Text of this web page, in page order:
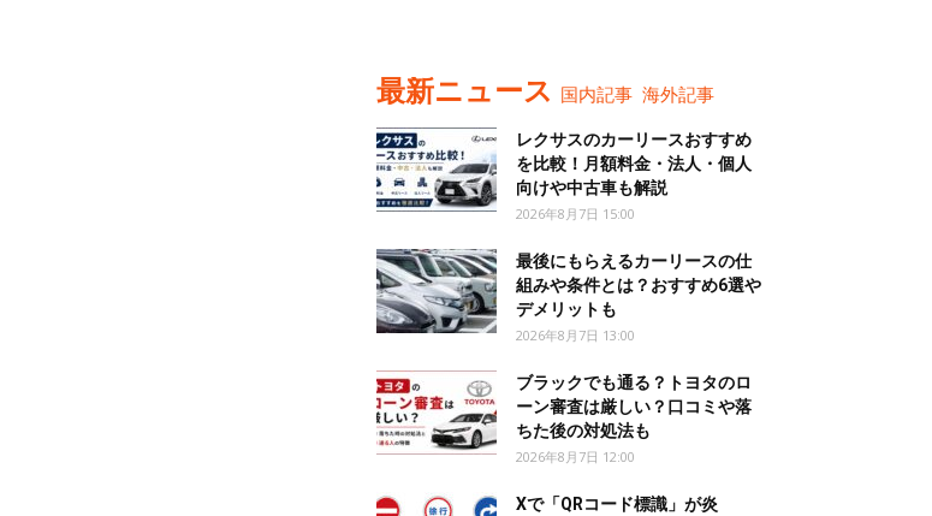
最新ニュース 国内記事 海外記事
レクサスのカーリースおすすめ
を比較！月額料金・法人・個人
向けや中古車も解説
2026年8月7日 15:00
最後にもらえるカーリースの仕
組みや条件とは？おすすめ6選や
デメリットも
2026年8月7日 13:00
ブラックでも通る？トヨタのロ
ーン審査は厳しい？口コミや落
ちた後の対処法も
2026年8月7日 12:00
Xで「QRコード標識」が炎